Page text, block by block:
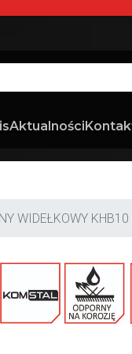
Aktualności
WIDEŁKOWY